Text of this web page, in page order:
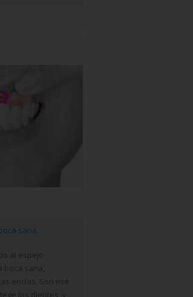
sana
al espejo
boca sana,
encías. Son ese
los dientes, y